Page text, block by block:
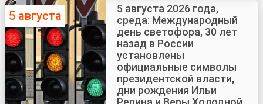
5 августа
5 августа 2026 года,
среда: Международный
день светофора, 30 лет
назад в России
установлены
официальные символы
президентской власти,
дни рождения Ильи